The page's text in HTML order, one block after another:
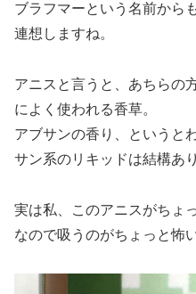
ブラフマーという名前から
連想しますね。
アニスと言うと、あちらの
によく使われる香草。
アブサンの香り、というと
サン系のリキッドは結構あ
実は私、このアニスがちょ
なので吸うのがちょっと怖い